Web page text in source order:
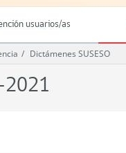
usuarios/as
Dictámenes SUSESO